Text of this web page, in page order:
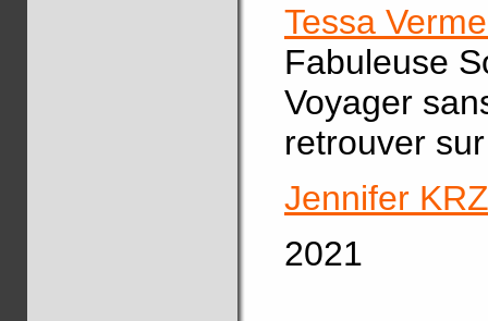
Tessa
Fabuleuse
Voyager
retrouver
Jennifer
2021